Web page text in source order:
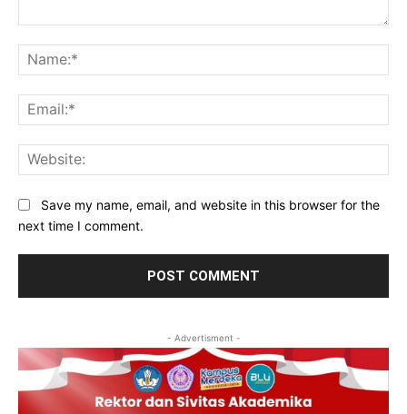
Save my name, email, and website in this browser for the
next time I comment.
- Advertisment -